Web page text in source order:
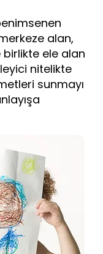
alan,
ele alan
nitelikte
sunmayı